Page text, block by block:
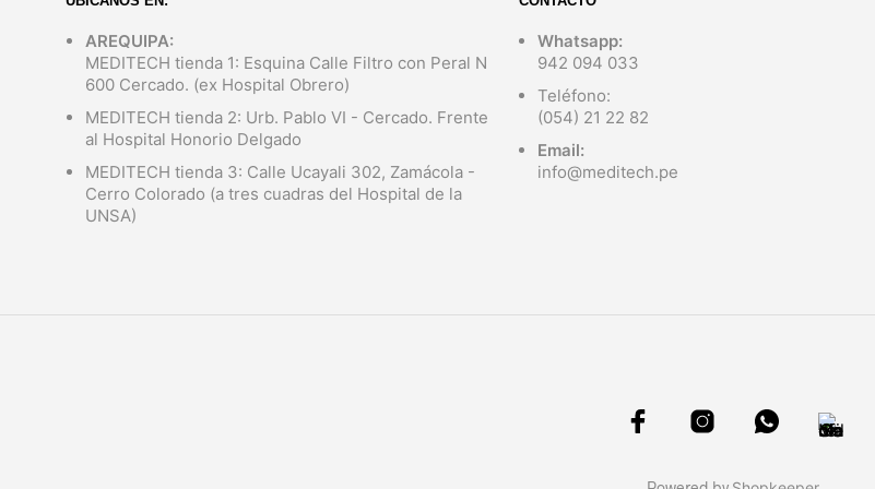
AREQUIPA:
MEDITECH tienda 1: Esquina Calle Filtro con Peral N
600 Cercado. (ex Hospital Obrero)
MEDITECH tienda 2: Urb. Pablo VI - Cercado. Frente
al Hospital Honorio Delgado
MEDITECH tienda 3: Calle Ucayali 302, Zamácola -
Cerro Colorado (a tres cuadras del Hospital de la
UNSA)
Whatsapp:
942 094 033
Teléfono:
(054) 21 22 82
Email:
info@meditech.pe